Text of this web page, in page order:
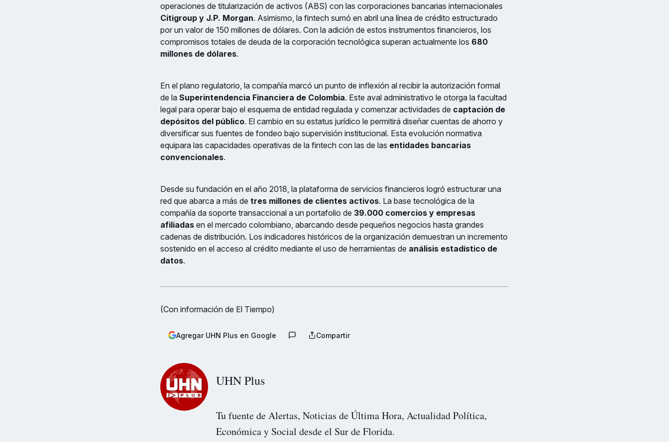
operaciones de titularización de activos (ABS) con las corporaciones bancarias internacionales
Citigroup y J.P. Morgan. Asimismo, la fintech sumó en abril una línea de crédito estructurado
por un valor de 150 millones de dólares. Con la adición de estos instrumentos financieros, los
compromisos totales de deuda de la corporación tecnológica superan actualmente los 680
millones de dólares.
En el plano regulatorio, la compañía marcó un punto de inflexión al recibir la autorización formal
de la Superintendencia Financiera de Colombia. Este aval administrativo le otorga la facultad
legal para operar bajo el esquema de entidad regulada y comenzar actividades de captación de
depósitos del público. El cambio en su estatus jurídico le permitirá diseñar cuentas de ahorro y
diversificar sus fuentes de fondeo bajo supervisión institucional. Esta evolución normativa
equipara las capacidades operativas de la fintech con las de las entidades bancarias
convencionales.
Desde su fundación en el año 2018, la plataforma de servicios financieros logró estructurar una
red que abarca a más de tres millones de clientes activos. La base tecnológica de la
compañía da soporte transaccional a un portafolio de 39.000 comercios y empresas
afiliadas en el mercado colombiano, abarcando desde pequeños negocios hasta grandes
cadenas de distribución. Los indicadores históricos de la organización demuestran un incremento
sostenido en el acceso al crédito mediante el uso de herramientas de análisis estadístico de
datos.
(Con información de El Tiempo)
Agregar UHN Plus en Google Compartir
UHN Plus
Tu fuente de Alertas, Noticias de Última Hora, Actualidad Política,
Económica y Social desde el Sur de Florida.